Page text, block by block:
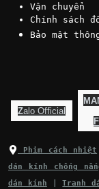
Vận chuyển
Chính sách
Bảo mật
Zalo Official
F
Phim cách nhiệt
dán kính chống
dán kính
Tranh